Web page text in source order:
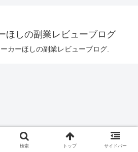
ほしの副業レビューブログ
カーほしの副業レビューブログ.
検索 トップ サイドバー